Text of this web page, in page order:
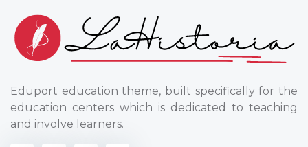
Eduport education theme, built specifically for the
education centers which is dedicated to teaching
and involve learners.